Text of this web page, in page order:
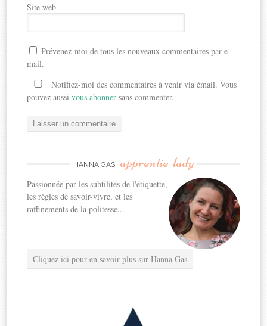
Site web
Prévenez-moi de tous les nouveaux commentaires par e-
mail.
Notifiez-moi des commentaires à venir via émail. Vous
pouvez aussivous abonner sans commenter.
HANNA GAS, apprentie-lady
Passionnée par les subtilités de l'étiquette,
les règles de savoir-vivre, et les
raffinements de la politesse...
Cliquez ici pour en savoir plus sur Hanna Gas